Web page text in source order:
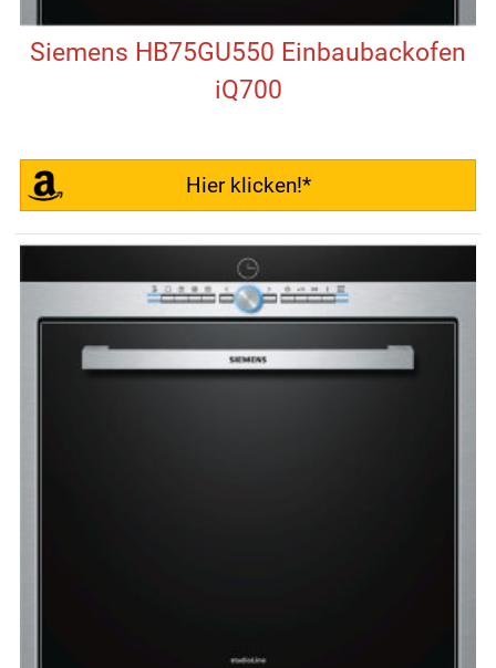
Siemens HB75GU550 Einbaubackofen
iQ700
Hier klicken!*